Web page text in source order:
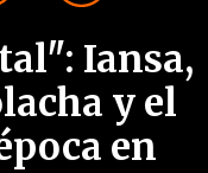
Iansa,
y el
en